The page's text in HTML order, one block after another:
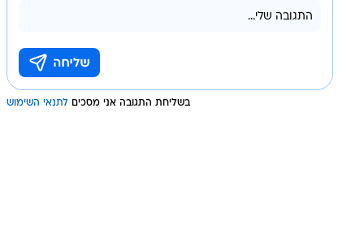
בשליחת התגובה אני מסכים לתנאי השימוש